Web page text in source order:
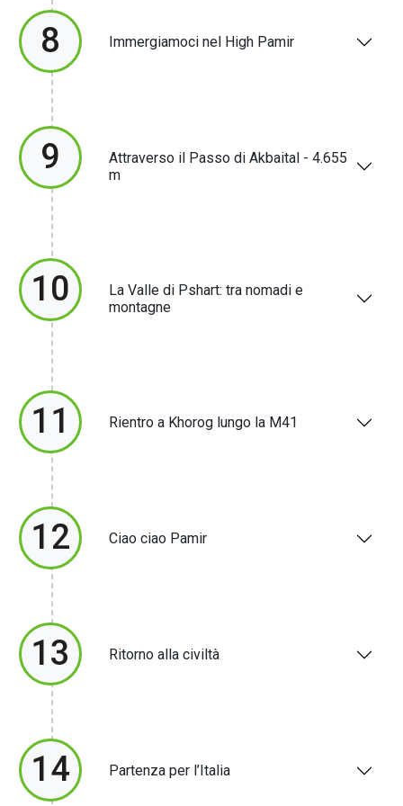
8 Immergiamoci nel High Pamir
9
Attraverso il Passo di Akbaital - 4.655
m
10
La Valle di Pshart: tra nomadi e
montagne
11 Rientro a Khorog lungo la M41
12 Ciao ciao Pamir
13 Ritorno alla civiltà
14 Partenza per l’Italia